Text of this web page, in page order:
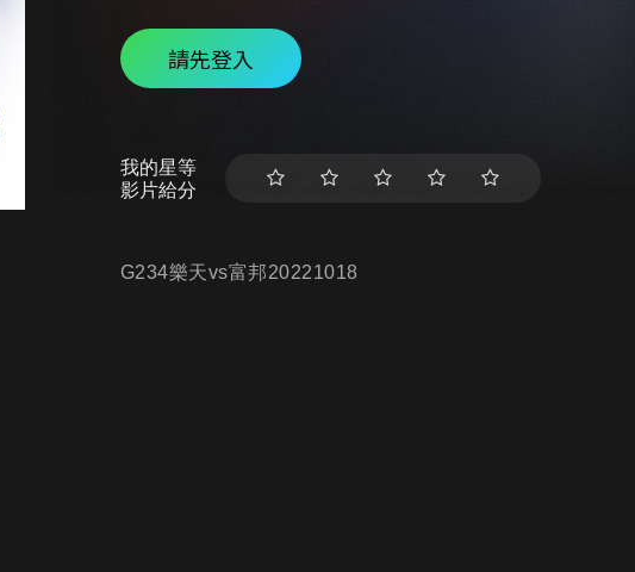
請先登入
我的星等
影片給分
G234樂天vs富邦20221018